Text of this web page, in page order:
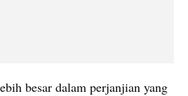
besar dalam perjanjian yang